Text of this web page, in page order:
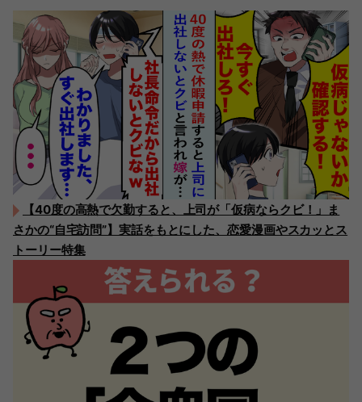
【40度の高熱で欠勤すると、上司が「仮病ならクビ！」ま
さかの“自宅訪問”】実話をもとにした、恋愛漫画やスカッとス
トーリー特集